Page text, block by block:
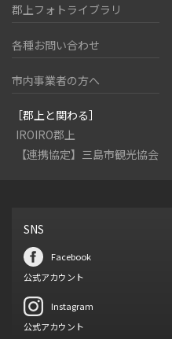
郡上フォトライブラリ
各種お問い合わせ
市内事業者の方へ
［郡上と関わる］
IROIRO郡上
【連携協定】三島市観光協会
SNS
Facebook
公式アカウント
Instagram
公式アカウント